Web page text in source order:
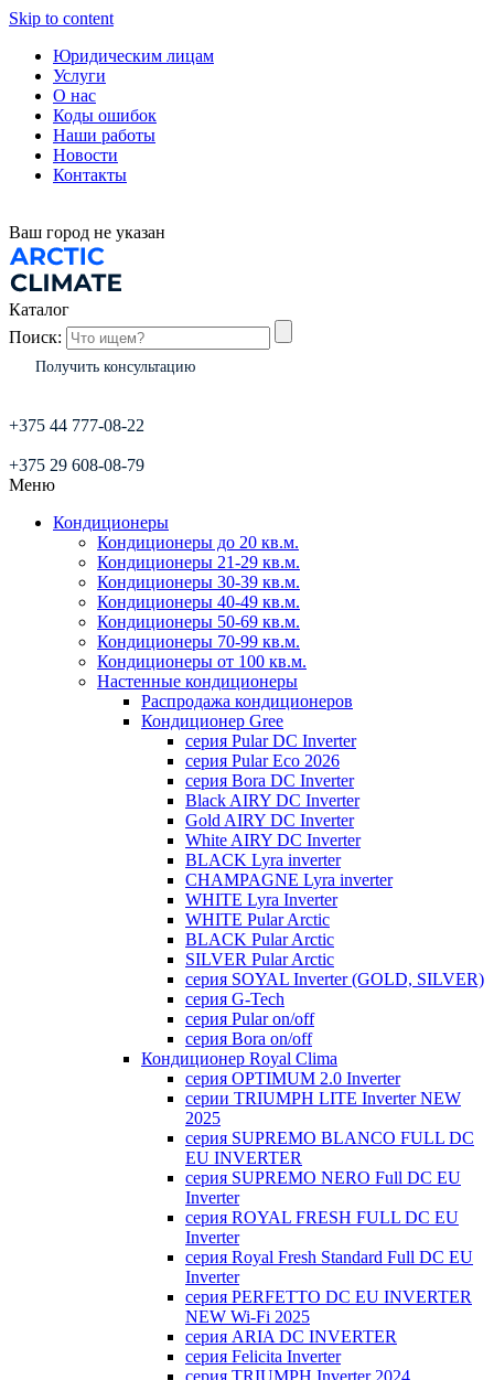
Skip to content
Юридическим лицам
Услуги
О нас
Коды ошибок
Наши работы
Новости
Контакты
Ваш город не указан
Каталог
Поиск:
Получить консультацию
+375 44 777-08-22
+375 29 608-08-79
Меню
Кондиционеры
Кондиционеры до 20 кв.м.
Кондиционеры 21-29 кв.м.
Кондиционеры 30-39 кв.м.
Кондиционеры 40-49 кв.м.
Кондиционеры 50-69 кв.м.
Кондиционеры 70-99 кв.м.
Кондиционеры от 100 кв.м.
Настенные кондиционеры
Распродажа кондиционеров
Кондиционер Gree
серия Pular DC Inverter
серия Pular Eco 2026
серия Bora DC Inverter
Black AIRY DC Inverter
Gold AIRY DC Inverter
White AIRY DC Inverter
BLACK Lyra inverter
CHAMPAGNE Lyra inverter
WHITE Lyra Inverter
WHITE Pular Arctic
BLACK Pular Arctic
SILVER Pular Arctic
серия SOYAL Inverter (GOLD, SILVER)
серия G-Tech
серия Pular on/off
серия Bora on/off
Кондиционер Royal Clima
серия OPTIMUM 2.0 Inverter
серии TRIUMPH LITE Inverter NEW
2025
серия SUPREMO BLANCO FULL DC
EU INVERTER
серия SUPREMO NERO Full DC EU
Inverter
серия ROYAL FRESH FULL DC EU
Inverter
серия Royal Fresh Standard Full DC EU
Inverter
серия PERFETTO DC EU INVERTER
NEW Wi-Fi 2025
серия ARIA DC INVERTER
серия Felicita Inverter
серия TRIUMPH Inverter 2024